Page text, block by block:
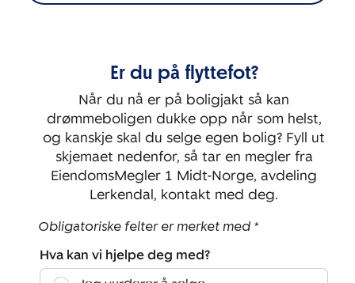
1
Rom:
4
Soverom:
3
Er du på flyttefot?
Når du nå er på boligjakt så kan
drømmeboligen dukke opp når som helst,
og kanskje skal du selge egen bolig? Fyll ut
skjemaet nedenfor, så tar en megler fra
EiendomsMegler 1 Midt-Norge, avdeling
Lerkendal, kontakt med deg.
Obligatoriske felter er merket med *
Hva kan vi hjelpe deg med?